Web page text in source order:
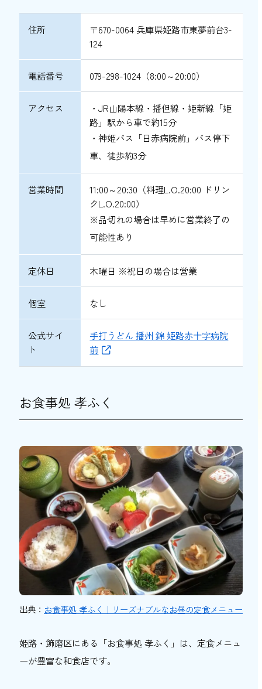
住所
〒670-0064 兵庫県姫路市東夢前台3-
124
電話番号 079-298-1024（8:00～20:00）
アクセス
・JR山陽本線・播但線・姫新線「姫
路」駅から車で約15分
・神姫バス「日赤病院前」バス停下
車、徒歩約3分
営業時間
11:00～20:30（料理L.O.20:00 ドリン
クL.O.20:00）
※品切れの場合は早めに営業終了の
可能性あり
定休日 木曜日 ※祝日の場合は営業
個室 なし
公式サイ
ト
手打うどん 播州 錦 姫路赤十字病院
前
お食事処 孝ふく
出典： お食事処 孝ふく｜リーズナブルなお昼の定食メニュー
姫路・飾磨区にある「お食事処 孝ふく」は、定食メニュ
ーが豊富な和食店です。